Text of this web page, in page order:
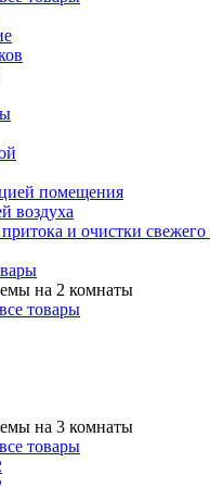
помещения
воздуха
и очистки свежего
на 2 комнаты
товары
на 3 комнаты
товары